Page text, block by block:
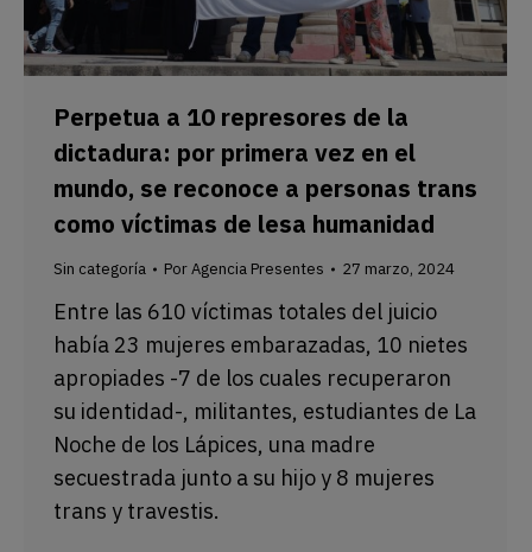
Perpetua a 10 represores de la
dictadura: por primera vez en el
mundo, se reconoce a personas trans
como víctimas de lesa humanidad
Sin categoría PorAgencia Presentes 27 marzo, 2024
Entre las 610 víctimas totales del juicio
había 23 mujeres embarazadas, 10 nietes
apropiades -7 de los cuales recuperaron
su identidad-, militantes, estudiantes de La
Noche de los Lápices, una madre
secuestrada junto a su hijo y 8 mujeres
trans y travestis.